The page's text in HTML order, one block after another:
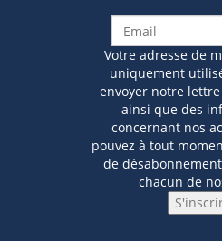
Votre adresse de
uniquement
envoyer notre
ainsi que des
concernant nos
pouvez à tout
de
chacun de